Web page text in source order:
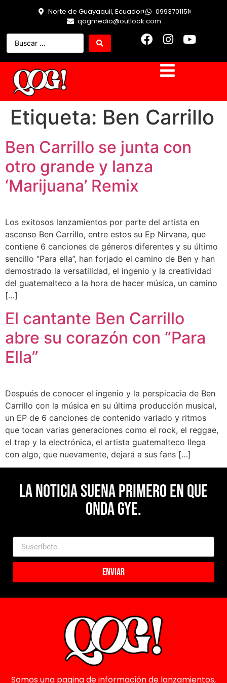
Norte de Guayaquil, Ecuador
0993701151
qogmedio@outlook.com
Etiqueta: Ben Carrillo
Ben Carrillo se junta con
otro grande y lanza
‘Marijuana’ Remix
Los exitosos lanzamientos por parte del artista en
ascenso Ben Carrillo, entre estos su Ep Nirvana, que
contiene 6 canciones de géneros diferentes y su último
sencillo “Para ella”, han forjado el camino de Ben y han
demostrado la versatilidad, el ingenio y la creatividad
del guatemalteco a la hora de hacer música, un camino
[…]
El cantante Ben Carrillo
abre su corazón con “Para
Ella”
Después de conocer el ingenio y la perspicacia de Ben
Carrillo con la música en su última producción musical,
un EP de 6 canciones de contenido variado y ritmos
que tocan varias generaciones como el rock, el reggae,
el trap y la electrónica, el artista guatemalteco llega
con algo, que nuevamente, dejará a sus fans […]
La noticia suena primero en Que
Onda Gye.
Enviar
Somos una pagina de información de lanzamientos,